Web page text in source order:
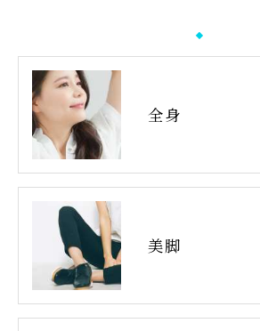
全身
美脚